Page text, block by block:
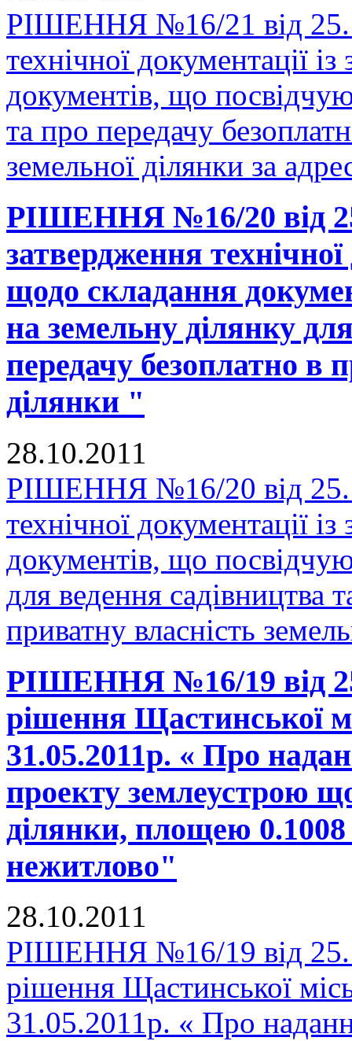
РІШЕННЯ №16/21 від
технічної документації
документів, що
та про передачу
земельної ділянки за
РІШЕННЯ №16/20 від
затвердження
щодо складання
на земельну ділянку
передачу безоплатно в
ділянки "
28.10.2011
РІШЕННЯ №16/20 від
технічної документації
документів, що
для ведення садівництва
приватну власність
РІШЕННЯ №16/19 від
рішення Щастинської
31.05.2011р. « Про
проекту землеустрою
ділянки, площею
нежитлово"
28.10.2011
РІШЕННЯ №16/19 від
рішення Щастинської
31.05.2011р. « Про